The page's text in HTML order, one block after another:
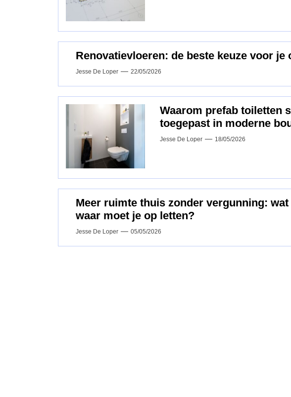
Renovatievloeren: de beste keuze voor je
Jesse De Loper 22/05/2026
Waarom prefab toiletten
toegepast in moderne
Jesse De Loper 18/05/2026
Meer ruimte thuis zonder vergunning:
waar moet je op letten?
Jesse De Loper 05/05/2026